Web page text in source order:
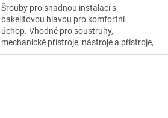
Šrouby pro snadnou instalaci s
bakelitovou hlavou pro komfortní
úchop. Vhodné pro soustruhy,
mechanické přístroje, nástroje a přístroje,
potravinářská a průmyslové vybavení.